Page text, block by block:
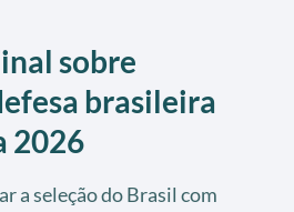
sobre
brasileira
2026
a seleção do Brasil com